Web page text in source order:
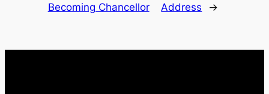
Becoming Chancellor
Address
→